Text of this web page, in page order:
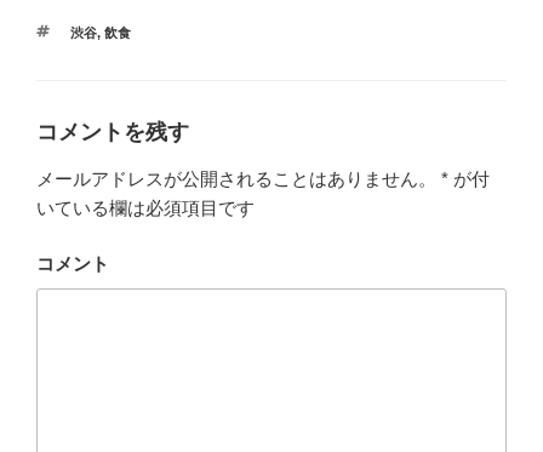
タ
渋谷, 飲食
コメントを残す
メールアドレスが公開されることはありません。 * が付
いている欄は必須項目です
コメント